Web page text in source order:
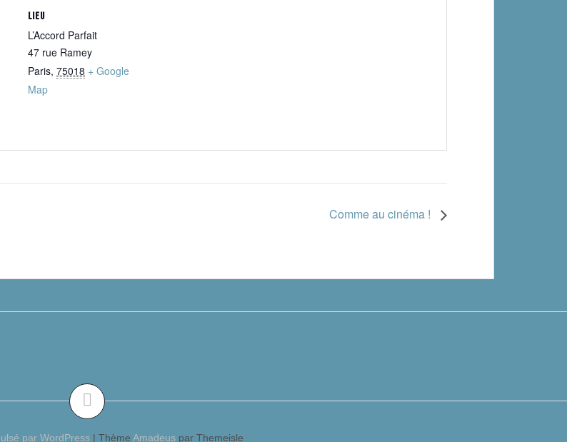
LIEU
L’Accord Parfait
47 rue Ramey
Paris, 75018 + Google
Map
Comme au cinéma !
par WordPress | Thème Amadeus par Themeisle